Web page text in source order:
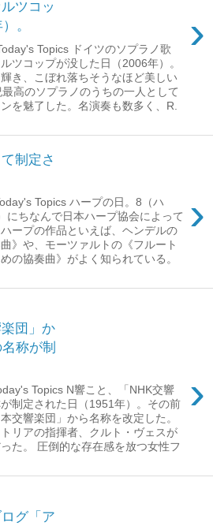
ツコッ
。
›
Topics ドイツのソプラノ歌
ツコップが没した日（2006年）。
き、こぼれ落ちそうなほど美しい
高のソプラノのうちの一人として
を魅了した。名演奏も数多く、R.
制定さ
›
Topics ハープの日。8（ハ
にちなんで日本ハープ協会によって
ープの作品といえば、ヘンデルの
曲》や、モーツァルトの《フルート
の協奏曲》がよく知られている。
団」か
称が制
›
Topics N響こと、「NHK交響
制定された日（1951年）。その前
交響楽団」から名称を改定した。
リアの指揮者、クルト・ヴェスが
た。 圧倒的な存在感を放つ女性フ
グ「ア